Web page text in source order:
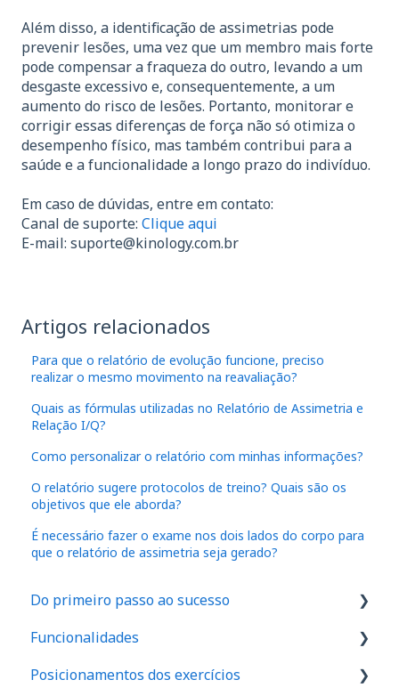
Além disso, a identificação de assimetrias pode
prevenir lesões, uma vez que um membro mais forte
pode compensar a fraqueza do outro, levando a um
desgaste excessivo e, consequentemente, a um
aumento do risco de lesões. Portanto, monitorar e
corrigir essas diferenças de força não só otimiza o
desempenho físico, mas também contribui para a
saúde e a funcionalidade a longo prazo do indivíduo.
Em caso de dúvidas, entre em contato:
Canal de suporte: Clique aqui
E-mail: suporte@kinology.com.br
Artigos relacionados
Para que o relatório de evolução funcione, preciso
realizar o mesmo movimento na reavaliação?
Quais as fórmulas utilizadas no Relatório de Assimetria e
Relação I/Q?
Como personalizar o relatório com minhas informações?
O relatório sugere protocolos de treino? Quais são os
objetivos que ele aborda?
É necessário fazer o exame nos dois lados do corpo para
que o relatório de assimetria seja gerado?
Do primeiro passo ao sucesso
1. Como são feitos os cadastros no aplicativo
2. Onde realizar o exame de força em seu
Funcionalidades
IA
Posicionamentos dos exercícios